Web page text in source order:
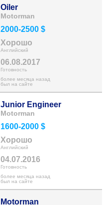
Oiler
Motorman
2000-2500 $
Хорошо
Английский
06.08.2017
Готовность
более месяца назад
был на сайте
Junior Engineer
Motorman
1600-2000 $
Хорошо
Английский
04.07.2016
Готовность
более месяца назад
был на сайте
Motorman